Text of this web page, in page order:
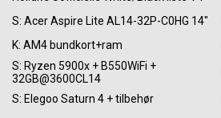
S: Acer Aspire Lite AL14-32P-C0HG 14"
K: AM4 bundkort+ram
S: Ryzen 5900x + B550WiFi +
32GB@3600CL14
S: Elegoo Saturn 4 + tilbehør